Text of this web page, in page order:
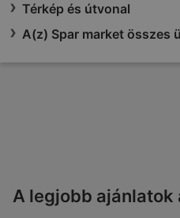
Térkép és útvonal
A(z) Spar market összes
A legjobb ajánlatok